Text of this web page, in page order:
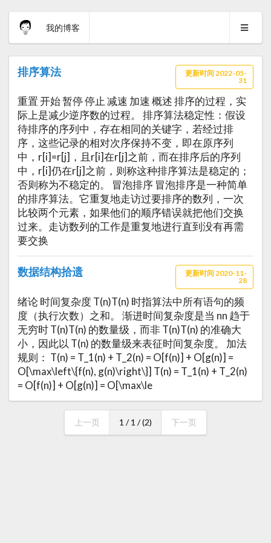
我的博客
排序算法
更新时间 2022-05-
31
重置 开始 暂停 停止 减速 加速 概述 排序的过程，实
际上是减少逆序数的过程。 排序算法稳定性：假设
待排序的序列中，存在相同的关键字，若经过排
序，这些记录的相对次序保持不变，即在原序列
中，r[i]=r[j]，且r[i]在r[j]之前，而在排序后的序列
中，r[i]仍在r[j]之前，则称这种排序算法是稳定的；
否则称为不稳定的。 冒泡排序 冒泡排序是一种简单
的排序算法。它重复地走访过要排序的数列，一次
比较两个元素，如果他们的顺序错误就把他们交换
过来。走访数列的工作是重复地进行直到没有再需
要交换
数据结构拾遗
更新时间 2020-11-
28
绪论 时间复杂度 T(n)T(n) 时指算法中所有语句的频
度（执行次数）之和。 渐进时间复杂度是当 nn 趋于
无穷时 T(n)T(n) 的数量级，而非 T(n)T(n) 的准确大
小，因此以 T(n) 的数量级来表征时间复杂度。 加法
规则： T(n) = T_1(n) + T_2(n) = O[f(n)] + O[g(n)] =
O[\max\left\{f(n), g(n)\right\}] T(n) = T_1(n) + T_2(n)
= O[f(n)] + O[g(n)] = O[\max\le
上一页 1 / 1 / (2) 下一页